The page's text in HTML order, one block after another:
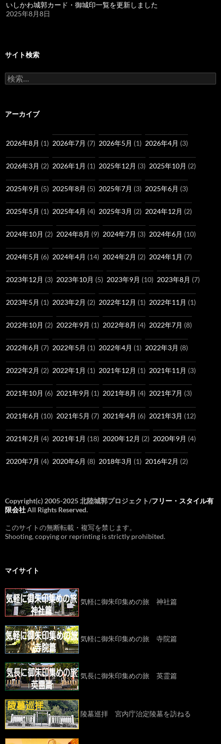
いしかわ城郭カード・御城印一覧を更新しました
2025年8月8日
サイト検索
検
索:
アーカイブ
2026年8月 (1) 2026年7月 (7) 2026年5月 (1) 2026年4月 (3)
2026年3月 (2) 2026年1月 (1) 2025年12月 (3) 2025年10月 (2)
2025年9月 (5) 2025年8月 (5) 2025年7月 (3) 2025年6月 (3)
2025年5月 (1) 2025年4月 (4) 2025年3月 (2) 2024年12月 (2)
2024年10月 (2) 2024年8月 (9) 2024年7月 (3) 2024年6月 (10)
2024年5月 (6) 2024年4月 (14) 2024年2月 (2) 2024年1月 (7)
2023年12月 (3) 2023年10月 (5) 2023年9月 (10) 2023年8月 (7)
2023年5月 (1) 2023年2月 (2) 2022年12月 (1) 2022年11月 (1)
2022年10月 (2) 2022年9月 (1) 2022年8月 (4) 2022年7月 (8)
2022年6月 (7) 2022年5月 (1) 2022年4月 (1) 2022年3月 (8)
2022年2月 (2) 2022年1月 (1) 2021年12月 (1) 2021年11月 (3)
2021年10月 (6) 2021年9月 (1) 2021年8月 (4) 2021年7月 (3)
2021年6月 (10) 2021年5月 (7) 2021年4月 (6) 2021年3月 (12)
2021年2月 (4) 2021年1月 (18) 2020年12月 (2) 2020年9月 (4)
2020年7月 (4) 2020年6月 (8) 2018年3月 (1) 2016年2月 (2)
Copyright(c) 2005-2025 北陸城郭プロジェクト/フリー・スタイル有
限会社All Rights Reserved.
このサイトの無断転載・複写を禁じます。
Shooting, copying or reprinting is strictly prohibited.
マイサイト
気軽に御朱印集めの旅 神社篇
気軽に御朱印集めの旅 寺院篇
気長に御朱印集めの旅 英霊篇
陵墓巡拝 宮内庁治定陵墓を訪ねる